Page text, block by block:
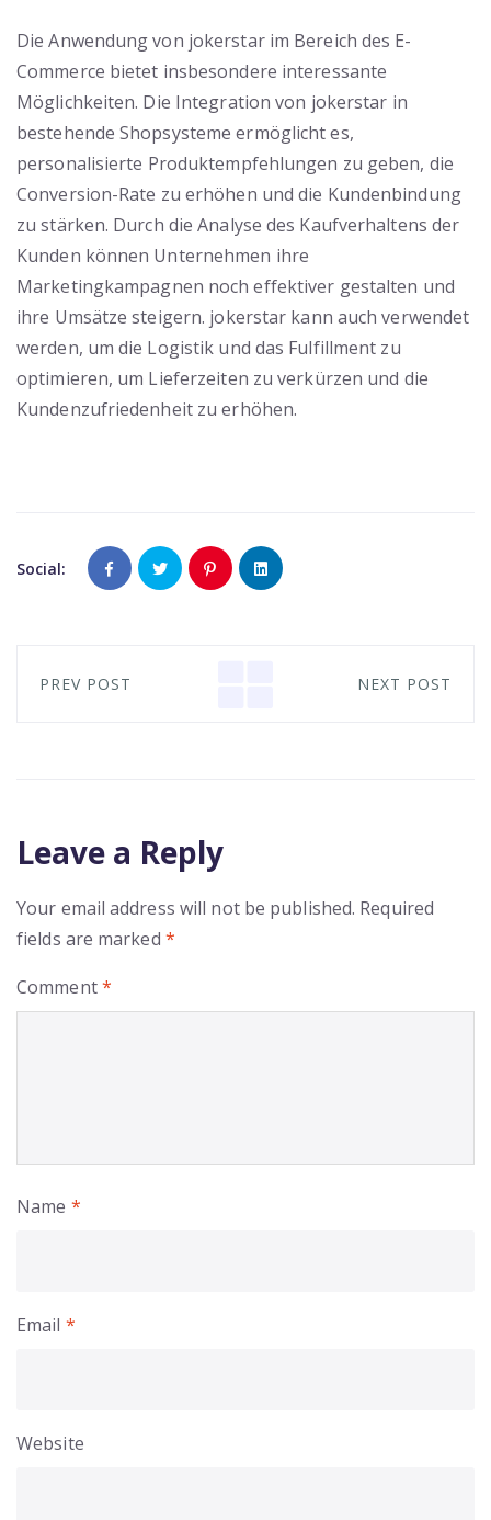
Die Anwendung von jokerstar im Bereich des E-
Commerce bietet insbesondere interessante
Möglichkeiten. Die Integration von jokerstar in
bestehende Shopsysteme ermöglicht es,
personalisierte Produktempfehlungen zu geben, die
Conversion-Rate zu erhöhen und die Kundenbindung
zu stärken. Durch die Analyse des Kaufverhaltens der
Kunden können Unternehmen ihre
Marketingkampagnen noch effektiver gestalten und
ihre Umsätze steigern. jokerstar kann auch verwendet
werden, um die Logistik und das Fulfillment zu
optimieren, um Lieferzeiten zu verkürzen und die
Kundenzufriedenheit zu erhöhen.
Social:
PREV POST NEXT POST
Leave a Reply
Your email address will not be published. Required
fields are marked *
Comment*
Name *
Email *
Website